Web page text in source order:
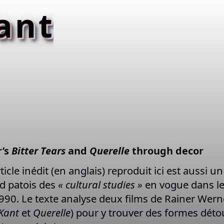
Bitter Tearsand Querellethrough decor
inédit (en anglais) reproduit ici est aussi
patois des « cultural studies » en vogue dans
Le texte analyse deux films de Rainer
et Querelle) pour y trouver des formes